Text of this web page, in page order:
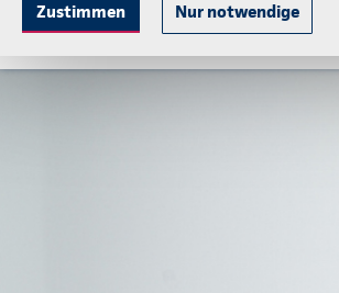
Zustimmen Nur notwendige